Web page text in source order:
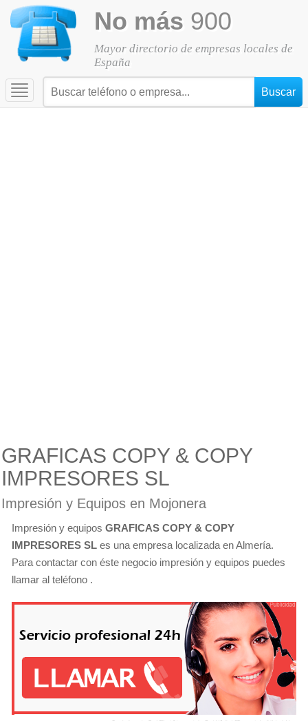
No más 900
Mayor directorio de empresas locales de
España
Toggle
navigation
GRAFICAS COPY & COPY
IMPRESORES SL
Impresión y Equipos en Mojonera
Impresión y equipos GRAFICAS COPY & COPY
IMPRESORES SL es una empresa localizada en Almería.
Para contactar con éste negocio impresión y equipos puedes
llamar al teléfono .